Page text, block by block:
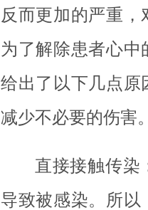
反而更加的严重，
为了解除患者心
给出了以下几点原
减少不必要的伤害。
直接接触传染
导致被感染。所以